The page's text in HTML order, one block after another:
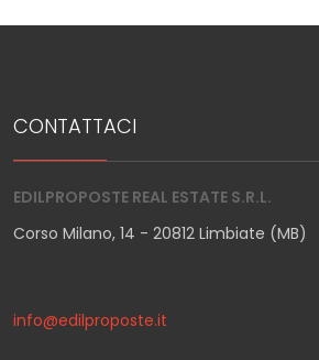
CONTATTACI
EDILPROPOSTE REAL ESTATE S.R.L.
Corso Milano, 14 - 20812 Limbiate (MB)
info@edilproposte.it